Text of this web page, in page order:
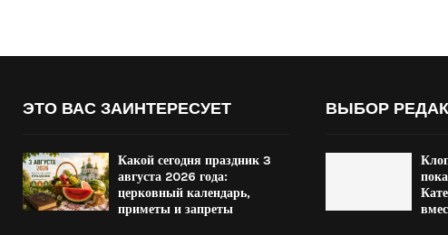
ЭТО ВАС ЗАИНТЕРЕСУЕТ
Какой сегодня праздник 3
августа 2026 года:
церковный календарь,
приметы и запреты
ВЫБОР